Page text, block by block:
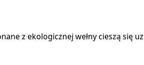
z ekologicznej wełny cieszą się